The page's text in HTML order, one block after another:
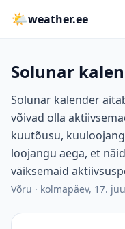
🌤weather.ee
Solunar
Solunar kalender
võivad olla
kuutõusu,
loojangu aega, et
väiksemaid
Võru · kolmapäev, 17.